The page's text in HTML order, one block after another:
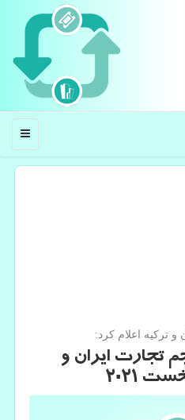
منو
و تركیه اعلام كرد:
تجارت ایران و
2021